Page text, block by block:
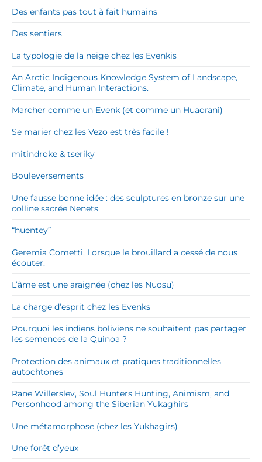
Des enfants pas tout à fait humains
Des sentiers
La typologie de la neige chez les Evenkis
An Arctic Indigenous Knowledge System of Landscape,
Climate, and Human Interactions.
Marcher comme un Evenk (et comme un Huaorani)
Se marier chez les Vezo est très facile !
mitindroke & tseriky
Bouleversements
Une fausse bonne idée : des sculptures en bronze sur une
colline sacrée Nenets
“huentey”
Geremia Cometti, Lorsque le brouillard a cessé de nous
écouter.
L’âme est une araignée (chez les Nuosu)
La charge d’esprit chez les Evenks
Pourquoi les indiens boliviens ne souhaitent pas partager
les semences de la Quinoa ?
Protection des animaux et pratiques traditionnelles
autochtones
Rane Willerslev, Soul Hunters Hunting, Animism, and
Personhood among the Siberian Yukaghirs
Une métamorphose (chez les Yukhagirs)
Une forêt d’yeux